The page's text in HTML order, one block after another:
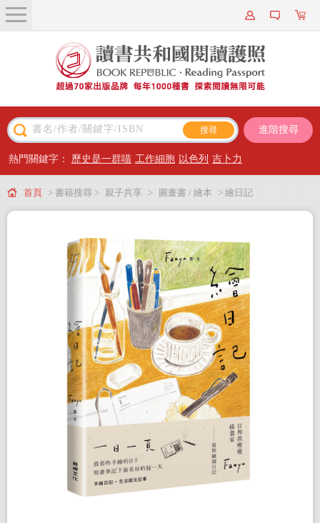
關於我們
近期新書
主題閱讀
出版專區
會員專屬
會員儲值方案
進階搜尋
熱門關鍵字： 歷史是一群喵 工作細胞 以色列 吉卜力
首頁 > 書籍搜尋 > 親子共享 > 圖畫書 / 繪本 > 繪日記